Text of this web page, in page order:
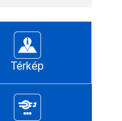
Térkép